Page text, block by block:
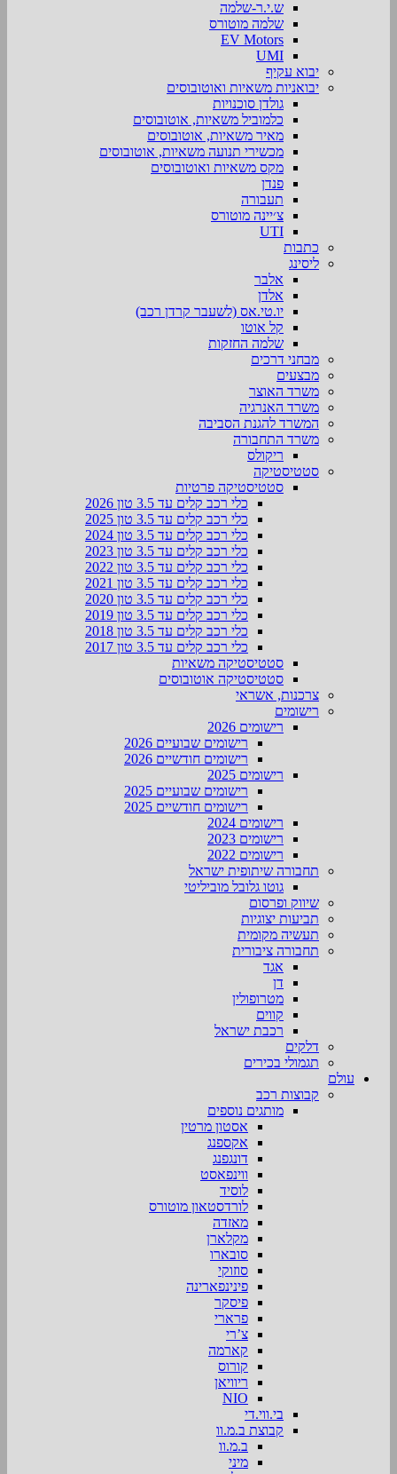
ש.י.ר-שלמה
שלמה מוטורס
EV Motors
UMI
יבוא עקיף
יבואניות משאיות ואוטובוסים
גולדן סוכנויות
כלמוביל משאיות, אוטובוסים
מאיר משאיות, אוטובוסים
מכשירי תנועה משאיות, אוטובוסים
מקס משאיות ואוטובוסים
פנדן
תעבורה
צ׳יינה מוטורס
UTI
כתבות
ליסינג
אלבר
אלדן
יו.טי.אס (לשעבר קרדן רכב)
קל אוטו
שלמה החזקות
מבחני דרכים
מבצעים
משרד האוצר
משרד האנרגיה
המשרד להגנת הסביבה
משרד התחבורה
ריקולס
סטטיסטיקה
סטטיסטיקה פרטיות
כלי רכב קלים עד 3.5 טון 2026
כלי רכב קלים עד 3.5 טון 2025
כלי רכב קלים עד 3.5 טון 2024
כלי רכב קלים עד 3.5 טון 2023
כלי רכב קלים עד 3.5 טון 2022
כלי רכב קלים עד 3.5 טון 2021
כלי רכב קלים עד 3.5 טון 2020
כלי רכב קלים עד 3.5 טון 2019
כלי רכב קלים עד 3.5 טון 2018
כלי רכב קלים עד 3.5 טון 2017
סטטיסטיקה משאיות
סטטיסטיקה אוטובוסים
צרכנות, אשראי
רישומים
רישומים 2026
רישומים שבועיים 2026
רישומים חודשיים 2026
רישומים 2025
רישומים שבועיים 2025
רישומים חודשיים 2025
רישומים 2024
רישומים 2023
רישומים 2022
תחבורה שיתופית ישראל
גוטו גלובל מוביליטי
שיווק ופרסום
תביעות יצוגיות
תעשיה מקומית
תחבורה ציבורית
אגד
דן
מטרופולין
קווים
רכבת ישראל
דלקים
תגמולי בכירים
עולם
קבוצות רכב
מותגים נוספים
אסטון מרטין
אקספנג
דונגפנג
ווינפאסט
לוסיד
לורדסטאון מוטורס
מאזדה
מקלארן
סובארו
סוזוקי
פינינפארינה
פיסקר
פרארי
צ’רי
קארמה
קורוס
ריוויאן
NIO
בי.ווי.די
קבוצת ב.מ.וו
ב.מ.וו
מיני